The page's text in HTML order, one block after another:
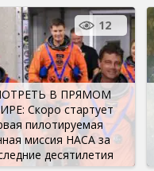
В ПРЯМОМ
Скоро стартует
пилотируемая
миссия НАСА за
десятилетия
12